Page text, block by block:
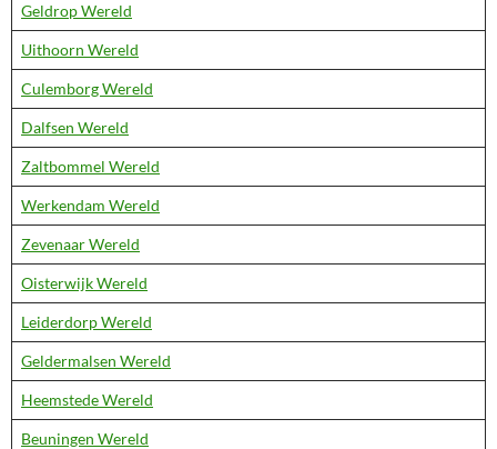
Geldrop Wereld
Uithoorn Wereld
Culemborg Wereld
Dalfsen Wereld
Zaltbommel Wereld
Werkendam Wereld
Zevenaar Wereld
Oisterwijk Wereld
Leiderdorp Wereld
Geldermalsen Wereld
Heemstede Wereld
Beuningen Wereld